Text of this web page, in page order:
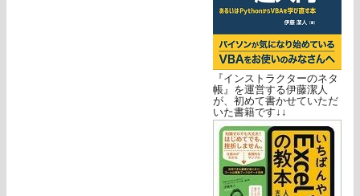
『インストラクターのネタ
帳』を運営する伊藤潔人
が、初めて書かせていただ
いた書籍です↓↓